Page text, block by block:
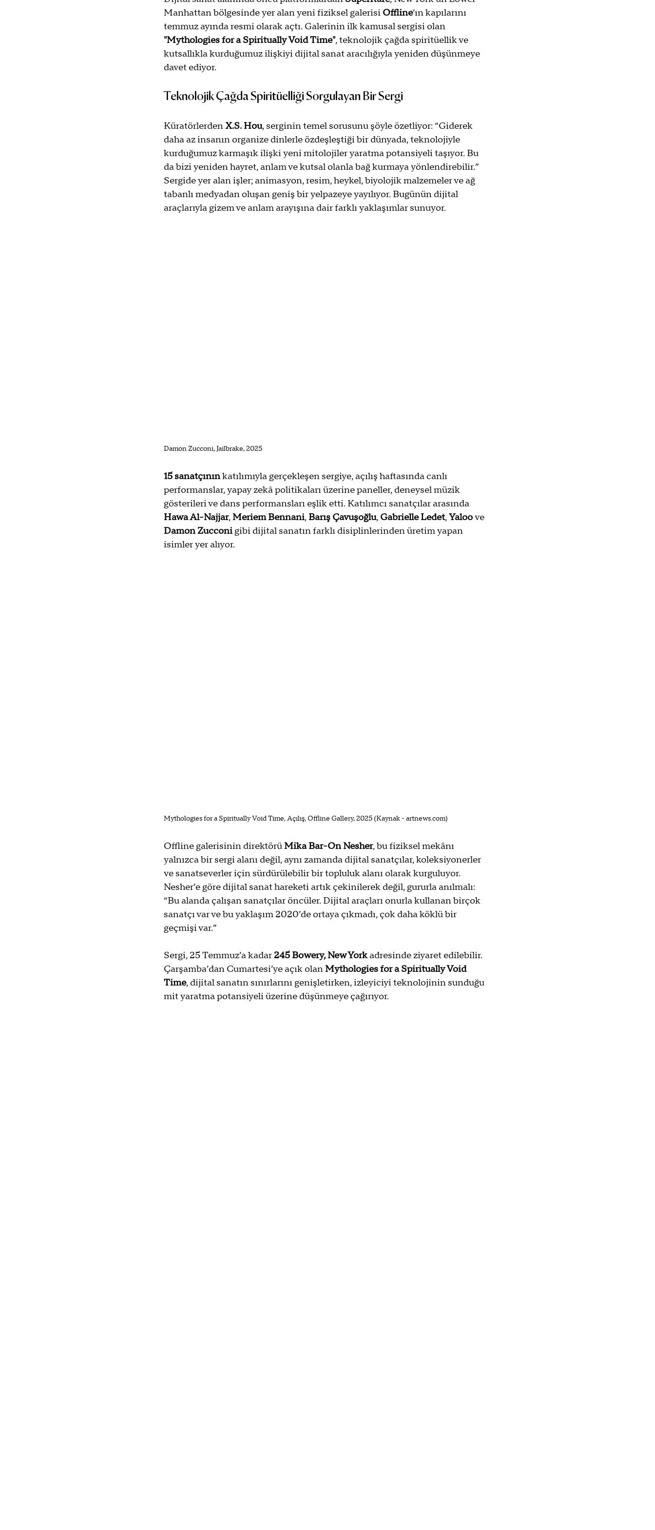
Manhattan bölgesinde yer alan yeni fiziksel galerisi Offline’ın kapılarını
temmuz ayında resmi olarak açtı. Galerinin ilk kamusal sergisi olan
"Mythologies for a Spiritually Void Time", teknolojik çağda spiritüellik ve
kutsallıkla kurduğumuz ilişkiyi dijital sanat aracılığıyla yeniden düşünmeye
davet ediyor.
Teknolojik Çağda Spiritüelliği Sorgulayan Bir Sergi
Küratörlerden X.S. Hou, serginin temel sorusunu şöyle özetliyor: “Giderek
daha az insanın organize dinlerle özdeşleştiği bir dünyada, teknolojiyle
kurduğumuz karmaşık ilişki yeni mitolojiler yaratma potansiyeli taşıyor. Bu
da bizi yeniden hayret, anlam ve kutsal olanla bağ kurmaya yönlendirebilir.”
Sergide yer alan işler; animasyon, resim, heykel, biyolojik malzemeler ve ağ
tabanlı medyadan oluşan geniş bir yelpazeye yayılıyor. Bugünün dijital
araçlarıyla gizem ve anlam arayışına dair farklı yaklaşımlar sunuyor.
Damon Zucconi, Jailbrake, 2025
15 sanatçının katılımıyla gerçekleşen sergiye, açılış haftasında canlı
performanslar, yapay zekâ politikaları üzerine paneller, deneysel müzik
gösterileri ve dans performansları eşlik etti. Katılımcı sanatçılar arasında
Hawa Al-Najjar, Meriem Bennani, Barış Çavuşoğlu, Gabrielle Ledet, Yaloo ve
Damon Zucconi gibi dijital sanatın farklı disiplinlerinden üretim yapan
isimler yer alıyor.
Mythologies for a Spiritually Void Time, Açılış, Offline Gallery, 2025 (Kaynak - artnews.com)
Offline galerisinin direktörü Mika Bar-On Nesher, bu fiziksel mekânı
yalnızca bir sergi alanı değil, aynı zamanda dijital sanatçılar, koleksiyonerler
ve sanatseverler için sürdürülebilir bir topluluk alanı olarak kurguluyor.
Nesher’e göre dijital sanat hareketi artık çekinilerek değil, gururla anılmalı:
“Bu alanda çalışan sanatçılar öncüler. Dijital araçları onurla kullanan birçok
sanatçı var ve bu yaklaşım 2020’de ortaya çıkmadı, çok daha köklü bir
geçmişi var.”
Sergi, 25 Temmuz’a kadar 245 Bowery, New York adresinde ziyaret edilebilir.
Çarşamba’dan Cumartesi’ye açık olan Mythologies for a Spiritually Void
Time, dijital sanatın sınırlarını genişletirken, izleyiciyi teknolojinin sunduğu
mit yaratma potansiyeli üzerine düşünmeye çağırıyor.